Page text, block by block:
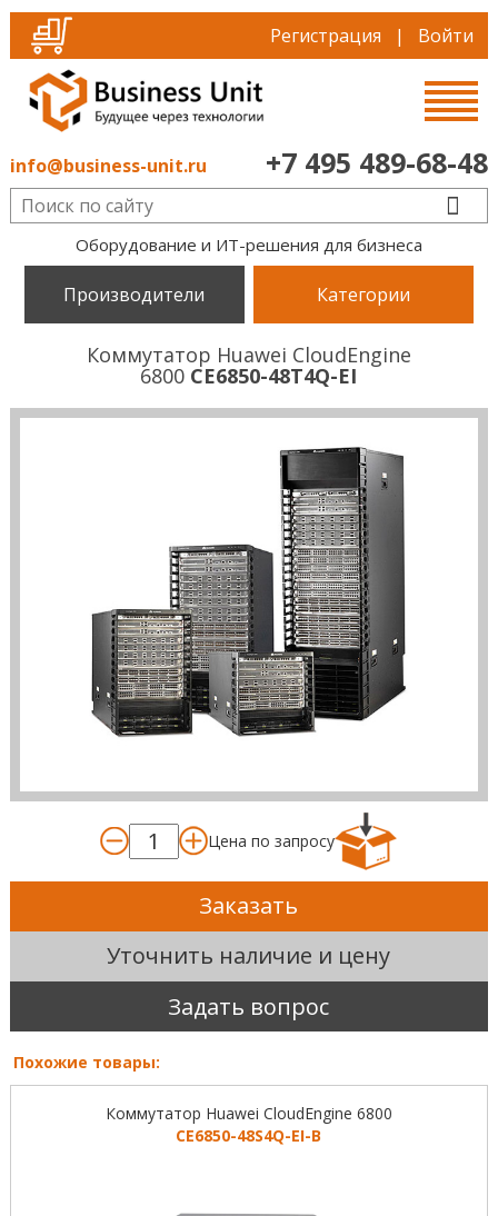
Регистрация | Войти
info@business-unit.ru +7 495 489-68-48
Оборудование и ИТ-решения для бизнеса
Производители Категории
Коммутатор Huawei CloudEngine
6800 CE6850-48T4Q-EI
Цена по запросу
Заказать
Уточнить наличие и цену
Задать вопрос
Похожие товары:
Коммутатор Huawei CloudEngine 6800
CE6850-48S4Q-EI-B